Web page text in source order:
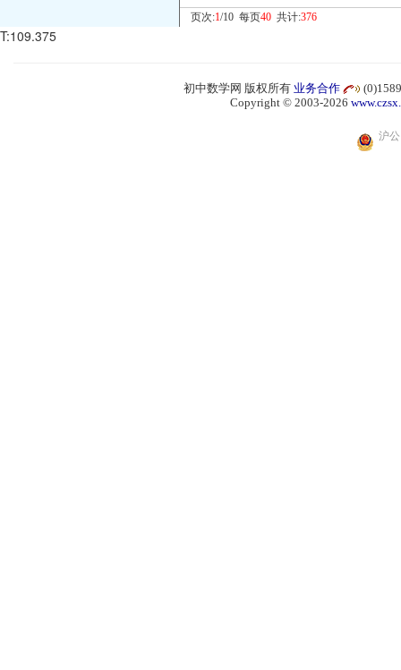
页次:1/10 每页40 共计:376
T:109.375
初中数学网 版权所有 业务合作
Copyright © 2003-2026
沪公